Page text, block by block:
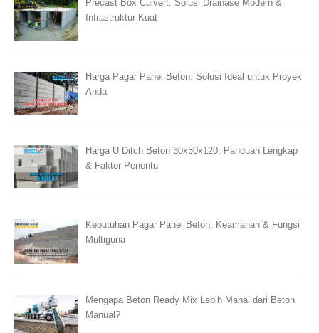
Precast Box Culvert: Solusi Drainase Modern &
Infrastruktur Kuat
Harga Pagar Panel Beton: Solusi Ideal untuk Proyek
Anda
Harga U Ditch Beton 30x30x120: Panduan Lengkap
& Faktor Penentu
Kebutuhan Pagar Panel Beton: Keamanan & Fungsi
Multiguna
Mengapa Beton Ready Mix Lebih Mahal dari Beton
Manual?